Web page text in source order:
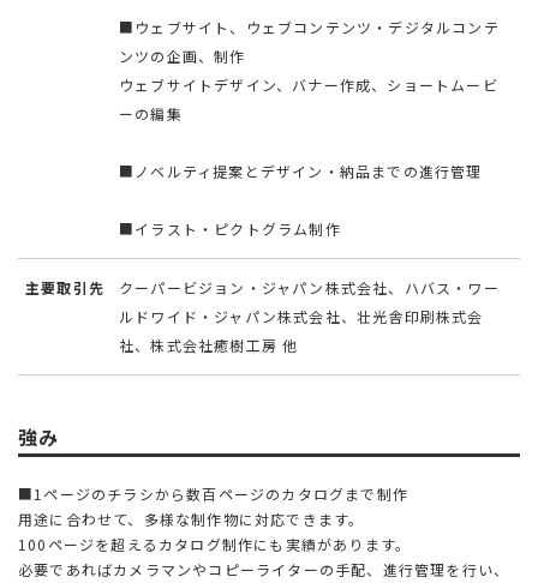
■ウェブサイト、ウェブコンテンツ・デジタルコンテ
ンツの企画、制作
ウェブサイトデザイン、バナー作成、ショートムービ
ーの編集
■ノベルティ提案とデザイン・納品までの進行管理
■イラスト・ピクトグラム制作
主要取引先
クーパービジョン・ジャパン株式会社、ハバス・ワー
ルドワイド・ジャパン株式会社、壮光舎印刷株式会
社、株式会社癒樹工房 他
強み
■1ページのチラシから数百ページのカタログまで制作
用途に合わせて、多様な制作物に対応できます。
100ページを超えるカタログ制作にも実績があります。
必要であればカメラマンやコピーライターの手配、進行管理を行い、